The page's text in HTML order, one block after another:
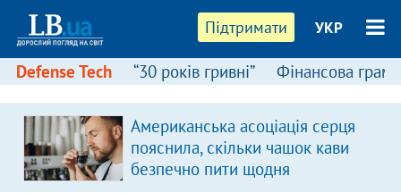
Підтримати УКР
Defense Tech “30 років гривні” Фінансова
Американська асоціація серця
пояснила, скільки чашок кави
безпечно пити щодня